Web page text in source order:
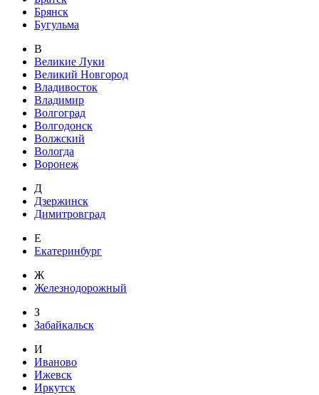
Брянск
Бугульма
В
Великие Луки
Великий Новгород
Владивосток
Владимир
Волгоград
Волгодонск
Волжский
Вологда
Воронеж
Д
Дзержинск
Димитровград
Е
Екатеринбург
Ж
Железнодорожный
З
Забайкальск
И
Иваново
Ижевск
Иркутск